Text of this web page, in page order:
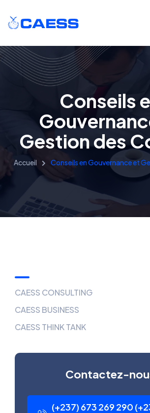
Conseils
Gestion des
Accueil Conseils en Gouvernance et
CAESS CONSULTING
CAESS BUSINESS
CAESS THINK TANK
Contactez-
(+237) 673 269 290